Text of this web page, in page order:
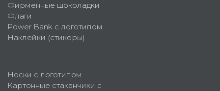
Фирменные шоколадки
Флаги
Power Bank с логотипом
Наклейки (стикеры)
Носки с логотипом
Картонные стаканчики с